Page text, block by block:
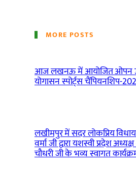
MORE POSTS
आज लखनऊ में आयोजित ओपन
योगासन स्पोर्ट्स चैंपियनशिप-
लखीमपुर में सदर लोकप्रिय
वर्मा जी द्वारा यशस्वी प्रदेश
चौधरी जी के भव्य स्वागत